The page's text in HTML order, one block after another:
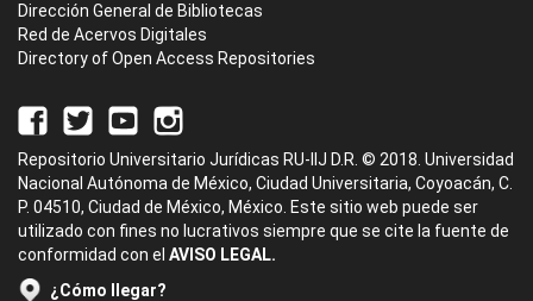
Dirección General de Bibliotecas
Red de Acervos Digitales
Directory of Open Access Repositories
Repositorio Universitario Jurídicas RU-IIJ D.R. © 2018. Universidad
Nacional Autónoma de México, Ciudad Universitaria, Coyoacán, C.
P. 04510, Ciudad de México, México. Este sitio web puede ser
utilizado con fines no lucrativos siempre que se cite la fuente de
conformidad con el AVISO LEGAL.
¿Cómo llegar?